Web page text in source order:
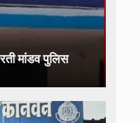
मांडव पुलिस